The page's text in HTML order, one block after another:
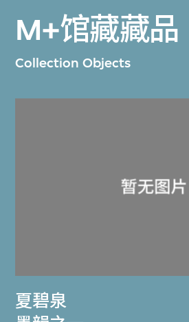
M+馆藏藏品
Collection Objects
夏碧泉